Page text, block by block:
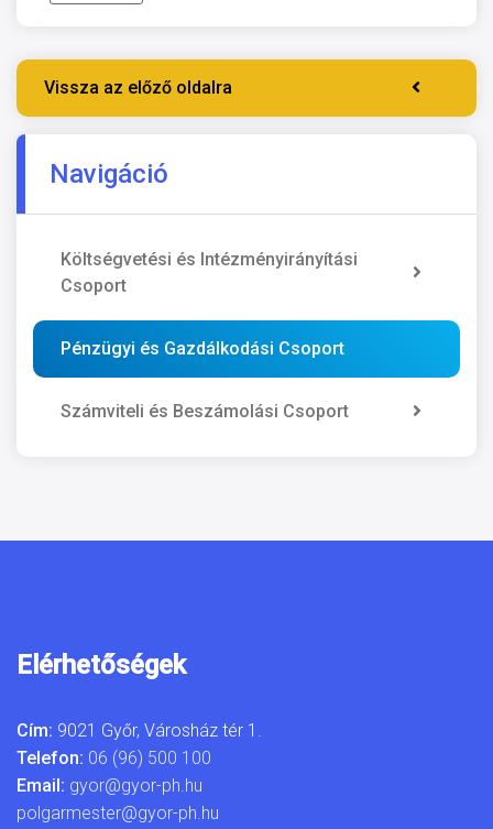
Vissza az előző oldalra
Navigáció
Költségvetési és Intézményirányítási
Csoport
Pénzügyi és Gazdálkodási Csoport
Számviteli és Beszámolási Csoport
Elérhetőségek
Cím: 9021 Győr, Városház tér 1.
Telefon: 06 (96) 500 100
Email: gyor@gyor-ph.hu
polgarmester@gyor-ph.hu